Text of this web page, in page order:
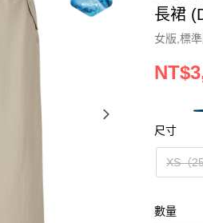
長裙
女版,標
尺寸
XS（
數量